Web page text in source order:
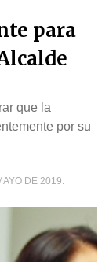
para
que la
por su
DE 2019.